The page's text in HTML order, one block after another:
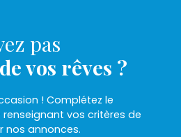
pas
vos rêves ?
! Complétez le
vos critères de
nos annonces.